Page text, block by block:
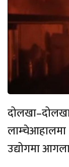
लाम्चेआहालमा
उद्योगमा